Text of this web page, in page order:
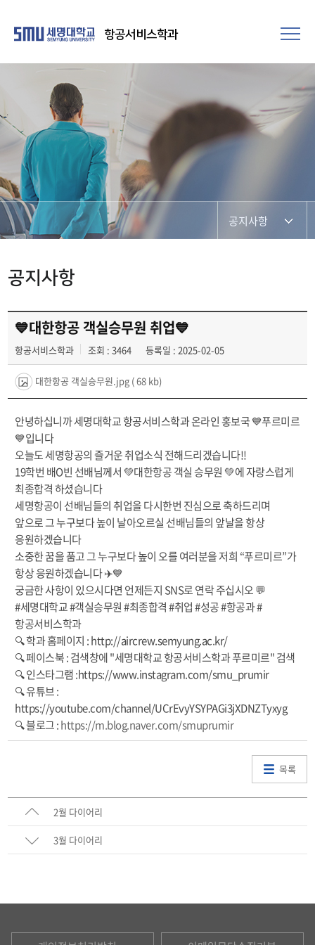
항공서비스학과
공지사항
공지사항
💙대한항공 객실승무원 취업💙
항공서비스학과 조회 : 3464 등록일 : 2025-02-05
대한항공 객실승무원.jpg ( 68 kb)
안녕하십니까 세명대학교 항공서비스학과 온라인 홍보국 💙푸르미르
💙입니다
오늘도 세명항공의 즐거운 취업소식 전해드리겠습니다!!
19학번 배O빈 선배님께서 💚대한항공 객실 승무원 💚에 자랑스럽게
최종합격 하셨습니다
세명항공이 선배님들의 취업을 다시한번 진심으로 축하드리며
앞으로 그 누구보다 높이 날아오르실 선배님들의 앞날을 항상
응원하겠습니다
소중한 꿈을 품고 그 누구보다 높이 오를 여러분을 저희 “푸르미르”가
항상 응원하겠습니다 ✈️💙
궁금한 사항이 있으시다면 언제든지 SNS로 연락 주십시오 💬
#세명대학교 #객실승무원 #최종합격 #취업 #성공 #항공과 #
항공서비스학과
🔍 학과 홈페이지 : http://aircrew.semyung.ac.kr/
🔍 페이스북 : 검색창에 "세명대학교 항공서비스학과 푸르미르" 검색
🔍 인스타그램 :https://www.instagram.com/smu_prumir
🔍 유튜브 :
https://youtube.com/channel/UCrEvyYSYPAGi3jXDNZTyxyg
🔍 블로그 :https://m.blog.naver.com/smuprumir
목록
2월 다이어리
3월 다이어리